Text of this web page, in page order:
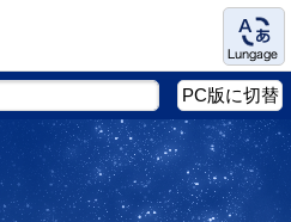
Language
PC版に切替